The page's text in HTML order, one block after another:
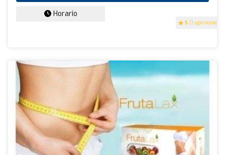
5 (1 opiniones)
Horario